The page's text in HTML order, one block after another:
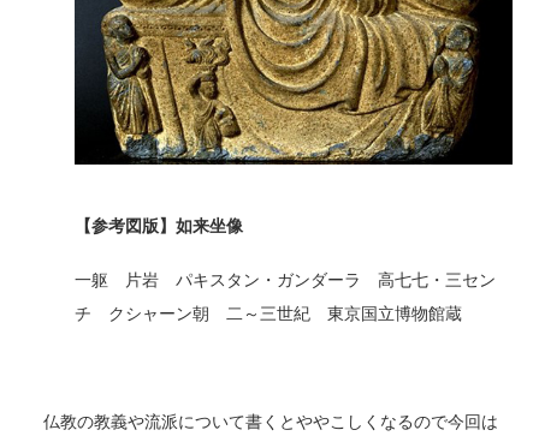
【参考図版】如来坐像
一躯 片岩 パキスタン・ガンダーラ 高七七・三セン
チ クシャーン朝 二～三世紀 東京国立博物館蔵
仏教の教義や流派について書くとややこしくなるので今回は